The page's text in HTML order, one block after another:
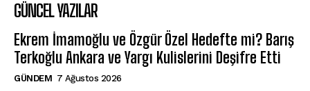
GÜNCEL YAZILAR
Ekrem İmamoğlu ve Özgür Özel Hedefte mi? Barış
Terkoğlu Ankara ve Yargı Kulislerini Deşifre Etti
GÜNDEM 7 Ağustos 2026